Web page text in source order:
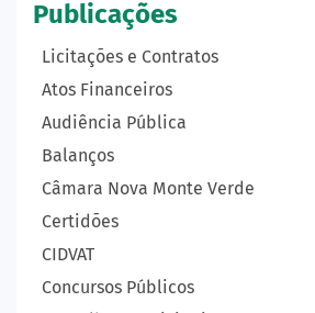
Publicações
Licitações e Contratos
Atos Financeiros
Audiência Pública
Balanços
Câmara Nova Monte Verde
Certidões
CIDVAT
Concursos Públicos